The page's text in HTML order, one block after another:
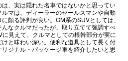
、実は隠れた名車ではないかと思ってい
マは、ディーラーのセールスマンや自動
頗る評判が良い。GM系のSUVとしては、
なクルマだったが、取り立てて強調すべ
見えて、クルマとしての根幹部分が実に
と味わい深い。便利な道具として長く付
ジナル・パッケージ車を紹介したいと思